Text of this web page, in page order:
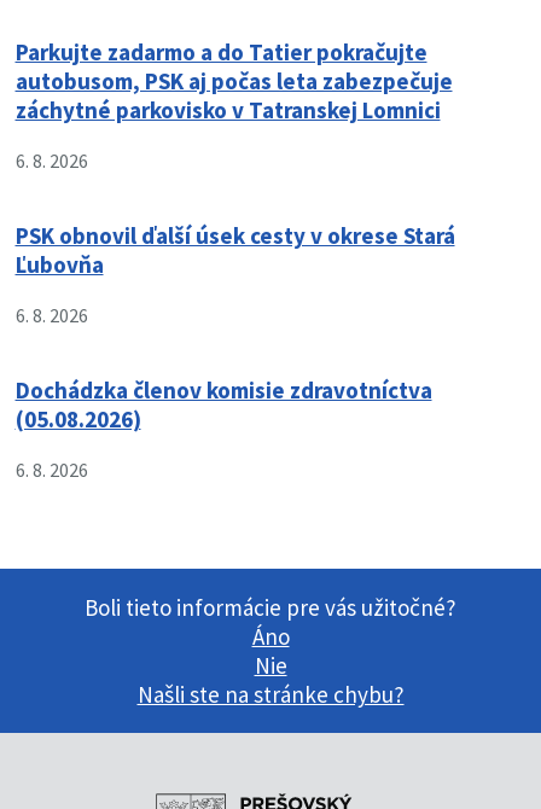
Parkujte zadarmo a do Tatier pokračujte
autobusom, PSK aj počas leta zabezpečuje
záchytné parkovisko v Tatranskej Lomnici
6. 8. 2026
PSK obnovil ďalší úsek cesty v okrese Stará
Ľubovňa
6. 8. 2026
Dochádzka členov komisie zdravotníctva
(05.08.2026)
6. 8. 2026
Boli tieto informácie pre vás užitočné?
Áno
Nie
Našli ste na stránke chybu?